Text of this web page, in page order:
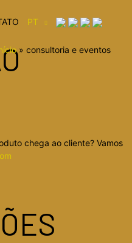
PT
consultoria e eventos
chega ao cliente? Vamos